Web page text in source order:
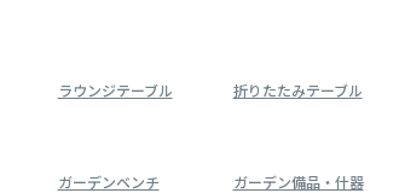
ラウンジテーブル 折りたたみテーブル
ガーデンベンチ ガーデン備品・什器